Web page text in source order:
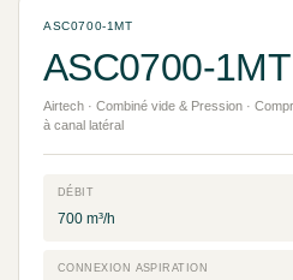
ASC0700-1MT
ASC0700-
Airtech · Combiné vide & Pression ·
à canal latéral
DÉBIT
700 m³/h
CONNEXION ASPIRATION